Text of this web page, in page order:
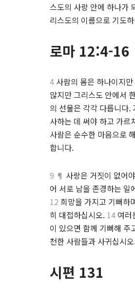
스도의 사랑 안에 하나가
리스도의 이름으로 기도
로마 12:4-16
4 사람의 몸은 하나이지
많지만 그리스도 안에서
의 선물은 각각 다릅니다.
사하는 데 써야 하고 가르
사람은 순수한 마음으로
합니다.
9 ¶ 사랑은 거짓이 없어
어 서로 남을 존경하는 일
12 희망을 가지고 기뻐하
히 대접하십시오. 14 여러
이 있으면 함께 기뻐해 주
천한 사람들과 사귀십시
시편 131